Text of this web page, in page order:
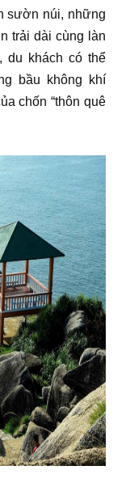
sườn núi, những
trải dài cùng làn
du khách có thể
bầu không khí
chốn “thôn quê